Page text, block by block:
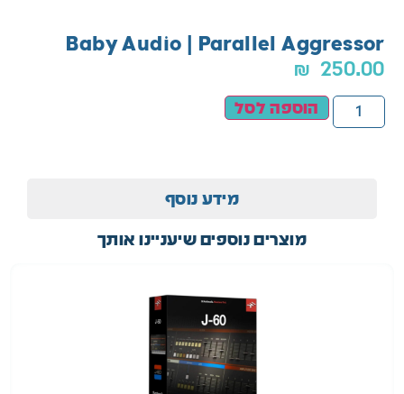
Baby Audio | Parallel Aggressor
₪ 250.00
הוספה לסל
מידע נוסף
מוצרים נוספים שיעניינו אותך